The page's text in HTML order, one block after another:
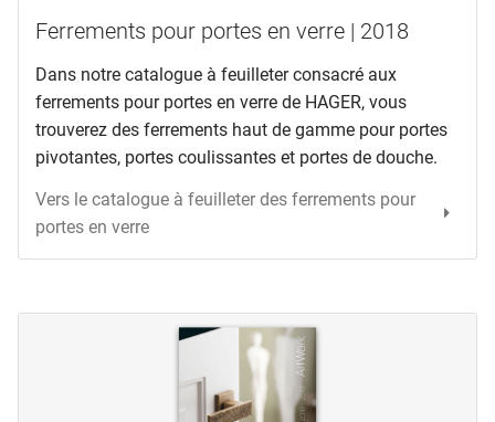
Ferrements pour portes en verre | 2018
Dans notre catalogue à feuilleter consacré aux
ferrements pour portes en verre de HAGER, vous
trouverez des ferrements haut de gamme pour portes
pivotantes, portes coulissantes et portes de douche.
Vers le catalogue à feuilleter des ferrements pour
portes en verre